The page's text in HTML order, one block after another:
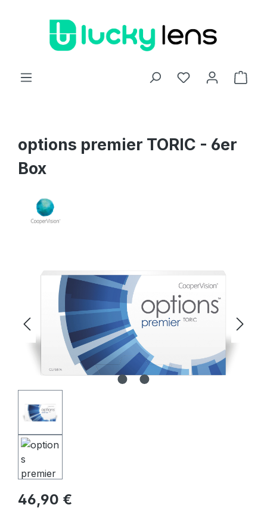
options premier TORIC - 6er
Box
Regulärer Preis:
46,90 €